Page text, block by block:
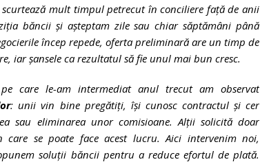
mult timpul petrecut în conciliere față de anii
băncii și așteptam zile sau chiar săptămâni până
încep repede, oferta preliminară are un timp de
iar șansele ca rezultatul să fie unul mai bun cresc.
care le-am intermediat anul trecut am observat
: unii vin bine pregătiți, își cunosc contractul și cer
sau eliminarea unor comisioane. Alții solicită doar
care se poate face acest lucru. Aici intervenim noi,
soluții băncii pentru a reduce efortul de plată.